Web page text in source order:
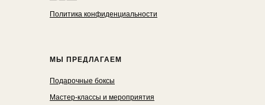
МЫ ПРЕДЛАГАЕМ
Политика конфиденциальности
Подарочные боксы
Мастер-классы и мероприятия